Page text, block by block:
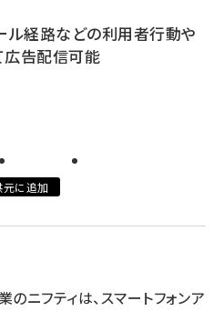
ル経路などの利用者行動や
広告配信可能
元に追加
ニフティは、スマートフォンア